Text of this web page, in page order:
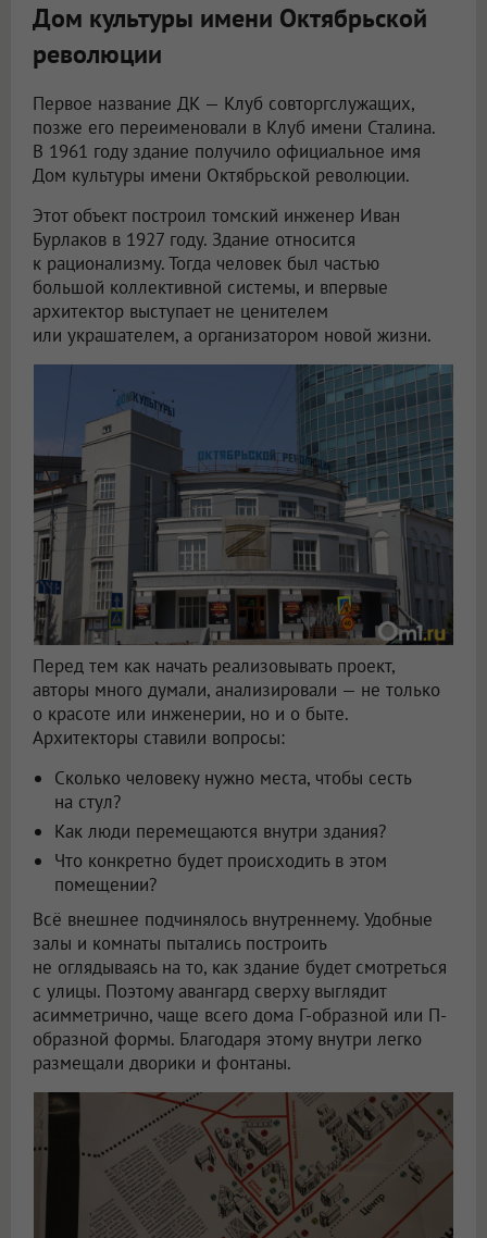
Дом культуры имени Октябрьской
революции
Первое название ДК — Клуб совторгслужащих,
позже его переименовали в Клуб имени Сталина.
В 1961 году здание получило официальное имя
Дом культуры имени Октябрьской революции.
Этот объект построил томский инженер Иван
Бурлаков в 1927 году. Здание относится
к рационализму. Тогда человек был частью
большой коллективной системы, и впервые
архитектор выступает не ценителем
или украшателем, а организатором новой жизни.
Перед тем как начать реализовывать проект,
авторы много думали, анализировали — не только
о красоте или инженерии, но и о быте.
Архитекторы ставили вопросы:
Сколько человеку нужно места, чтобы сесть
на стул?
Как люди перемещаются внутри здания?
Что конкретно будет происходить в этом
помещении?
Всё внешнее подчинялось внутреннему. Удобные
залы и комнаты пытались построить
не оглядываясь на то, как здание будет смотреться
с улицы. Поэтому авангард сверху выглядит
асимметрично, чаще всего дома Г-образной или П-
образной формы. Благодаря этому внутри легко
размещали дворики и фонтаны.